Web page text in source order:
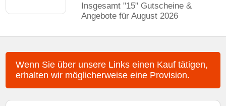
Insgesamt "15" Gutscheine &
Angebote für August 2026
Wenn Sie über unsere Links einen Kauf tätigen,
erhalten wir möglicherweise eine Provision.